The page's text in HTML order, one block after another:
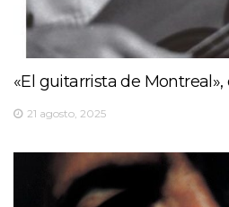
«El guitarrista de
21 agosto, 2025